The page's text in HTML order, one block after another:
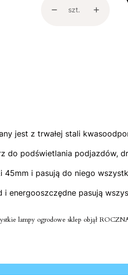
szt.
jest z trwałej stali
do podświetlania
i pasują do niego
energooszczędne pasują
lampy ogrodowe sklep objął